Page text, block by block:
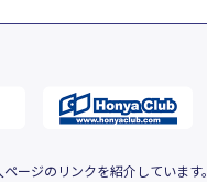
ージのリンクを紹介しています。